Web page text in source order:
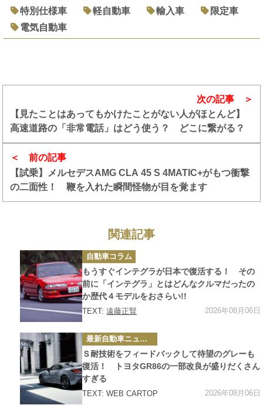
特別仕様車
軽自動車 輸入車
限定車
電気自動車
前の記事
【試乗】メルセデスAMG CLA 45 S 4MATIC+がもつ衝撃
の二面性！ 鞭を入れた瞬間怪物が目を覚ます
次の記事
【見たことはあってもかけたことがない人がほとんど】
高速道路の「非常電話」はどう使う？ どこに繋がる？
関連記事
カ
テ
ゴ
リ
ー
自動車コラム
もうすぐインテグラが日本で復活する！ その
前に「インテグラ」とはどんなクルマだったの
か歴代４モデルをおさらい!!
TEXT:遠藤正賢 2026年08月06日
カ
テ
ゴ
リ
ー
最新自動車ニュース
Ｓ耐技術をフィードバックして待望のグレーも
復活！ トヨタGR86の一部改良が盛りだくさん
すぎる
TEXT: WEB CARTOP 2026年08月06日